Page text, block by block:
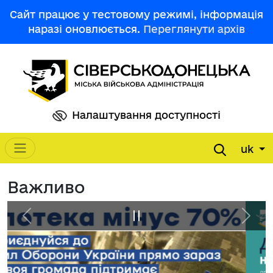
Сайт працює у тестовому режимі, інформація
наразі оновлюється. Переглянути архів
Налаштування доступності
Main navigation uk
Важливо
Previous Next
Pause